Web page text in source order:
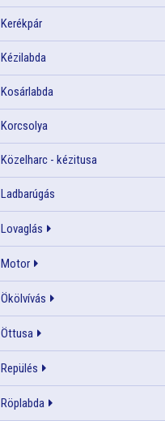
Kerékpár
Kézilabda
Kosárlabda
Korcsolya
Közelharc - kézitusa
Ladbarúgás
Lovaglás
Motor
Ökölvívás
Öttusa
Repülés
Röplabda